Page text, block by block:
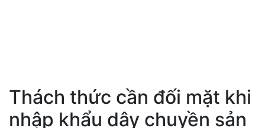
Thách thức cần đối mặt khi
nhập khẩu dây chuyền sản